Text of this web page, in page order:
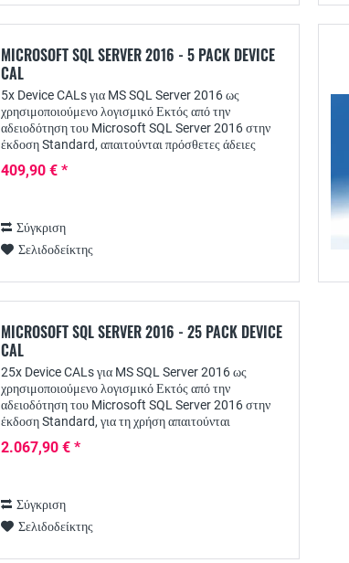
MICROSOFT SQL SERVER 2016 - 5 PACK DEVICE
CAL
5x Device CALs για MS SQL Server 2016 ως
χρησιμοποιούμενο λογισμικό Εκτός από την
αδειοδότηση του Microsoft SQL Server 2016 στην
έκδοση Standard, απαιτούνται πρόσθετες άδειες
2016 Device...
409,90 € *
Σύγκριση
Σελιδοδείκτης
MICROSOFT SQL SERVER 2016 - 25 PACK DEVICE
CAL
25x Device CALs για MS SQL Server 2016 ως
χρησιμοποιούμενο λογισμικό Εκτός από την
αδειοδότηση του Microsoft SQL Server 2016 στην
έκδοση Standard, για τη χρήση απαιτούνται
τη μορφή SQL...
2.067,90 € *
Σύγκριση
Σελιδοδείκτης